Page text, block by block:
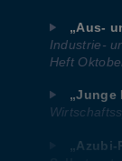
„Aus-
Industrie-
Heft
„Junge
„Azubi-